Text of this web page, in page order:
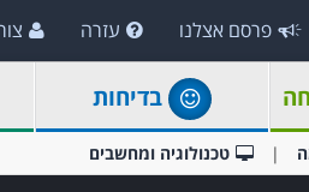
פרסם אצלנו עזרה
בדיחות
טכנולוגיה ומחשבים